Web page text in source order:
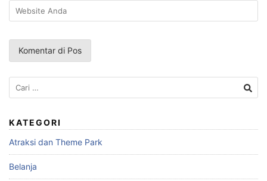
Cari
untuk:
KATEGORI
Atraksi dan Theme Park
Belanja